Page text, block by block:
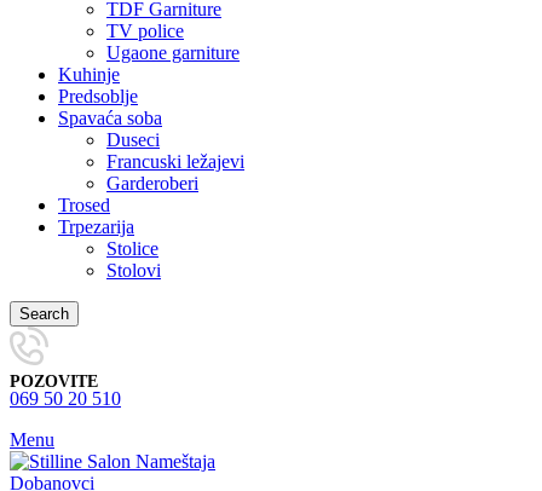
TDF Garniture
TV police
Ugaone garniture
Kuhinje
Predsoblje
Spavaća soba
Duseci
Francuski ležajevi
Garderoberi
Trosed
Trpezarija
Stolice
Stolovi
Search
POZOVITE
069 50 20 510
Menu